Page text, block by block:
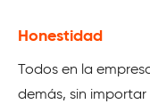
Honestidad
Todos en la
demás, sin